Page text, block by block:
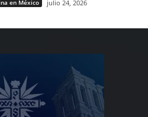
en México julio 24, 2026